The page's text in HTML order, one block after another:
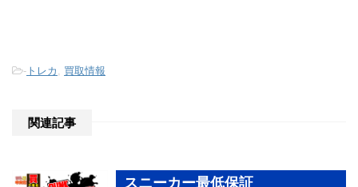
- トレカ 買取情報
関連記事
スニーカー最低保証